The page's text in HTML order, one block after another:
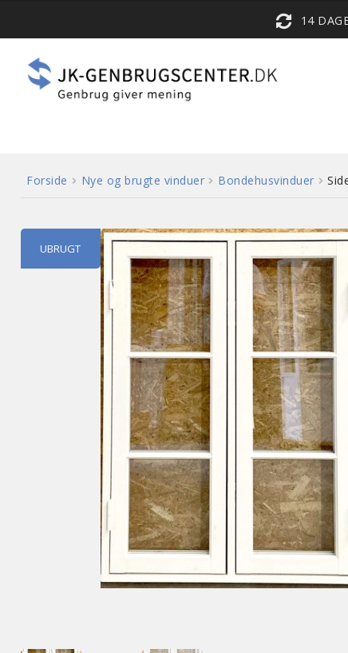
14
Forside Nye og brugte vinduer Bondehusvinduer
UBRUGT